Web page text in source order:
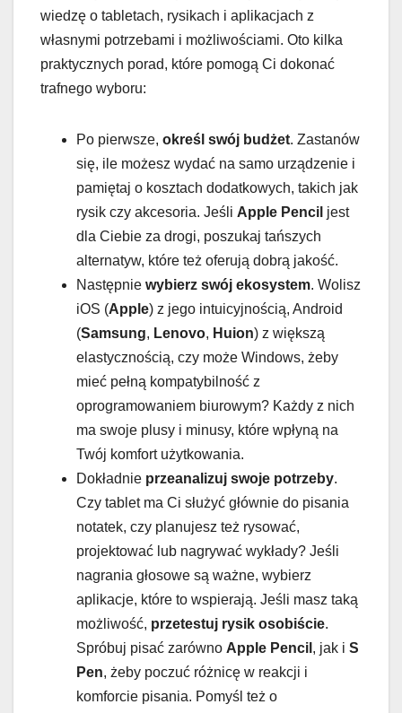
wiedzę o tabletach, rysikach i aplikacjach z
własnymi potrzebami i możliwościami. Oto kilka
praktycznych porad, które pomogą Ci dokonać
trafnego wyboru:
Po pierwsze, określ swój budżet. Zastanów
się, ile możesz wydać na samo urządzenie i
pamiętaj o kosztach dodatkowych, takich jak
rysik czy akcesoria. Jeśli Apple Pencil jest
dla Ciebie za drogi, poszukaj tańszych
alternatyw, które też oferują dobrą jakość.
Następnie wybierz swój ekosystem. Wolisz
iOS (Apple) z jego intuicyjnością, Android
(Samsung, Lenovo, Huion) z większą
elastycznością, czy może Windows, żeby
mieć pełną kompatybilność z
oprogramowaniem biurowym? Każdy z nich
ma swoje plusy i minusy, które wpłyną na
Twój komfort użytkowania.
Dokładnie przeanalizuj swoje potrzeby.
Czy tablet ma Ci służyć głównie do pisania
notatek, czy planujesz też rysować,
projektować lub nagrywać wykłady? Jeśli
nagrania głosowe są ważne, wybierz
aplikacje, które to wspierają. Jeśli masz taką
możliwość, przetestuj rysik osobiście.
Spróbuj pisać zarówno Apple Pencil , jak i S
Pen, żeby poczuć różnicę w reakcji i
komforcie pisania. Pomyśl też o